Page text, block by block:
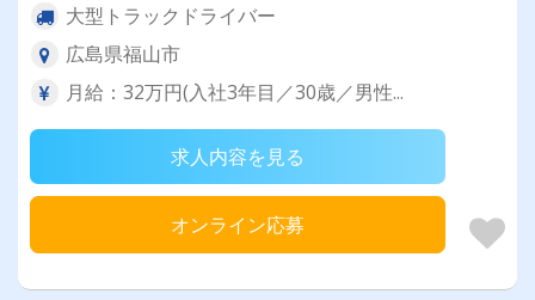
大型トラックドライバー
広島県福山市
月給：32万円(入社3年目／30歳／男性...
求人内容を見る
オンライン応募